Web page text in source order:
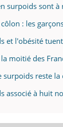
surpoids sont
: les
et l'obésité
moitié des
surpoids reste
associé à huit